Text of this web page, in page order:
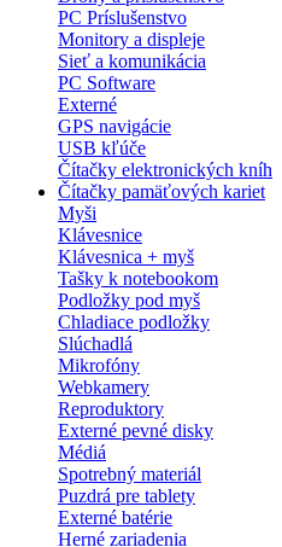
PC Príslušenstvo
Monitory a displeje
Sieť a komunikácia
PC Software
Externé
GPS navigácie
USB kľúče
Čítačky elektronických kníh
Čítačky pamäťových kariet
Myši
Klávesnice
Klávesnica + myš
Tašky k notebookom
Podložky pod myš
Chladiace podložky
Slúchadlá
Mikrofóny
Webkamery
Reproduktory
Externé pevné disky
Médiá
Spotrebný materiál
Puzdrá pre tablety
Externé batérie
Herné zariadenia